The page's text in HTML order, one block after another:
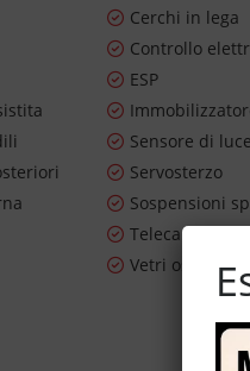
Cerchi in lega
Controllo
ESP
Sensore di luce
Servosterzo
Sospensioni
Telecamera
Vetri oscurati